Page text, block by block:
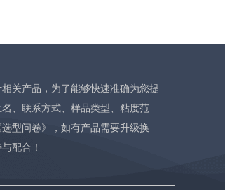
关产品，为了能够快速准确为您提
、联系方式、样品类型、粘度范
选型问卷》
，如有产品需要升级换
配合！